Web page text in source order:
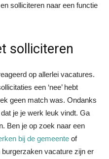
solliciteren naar een functie
solliciteren
op allerlei vacatures.
een ‘nee’ hebt
geen match was. Ondanks
je je werk leuk vindt. Ga
Ben je op zoek naar een
bij de gemeente of
vacature zijn er